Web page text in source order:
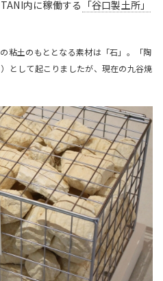
内に稼働する 「谷口製土所 」
粘土のもととなる素材は「石」。「陶
として起こりましたが、現在の九谷焼